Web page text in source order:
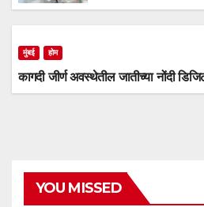
मुंबई होम
कागदी जीर्ण अवस्थेतील जातीच्या नोंदी
YOU MISSED